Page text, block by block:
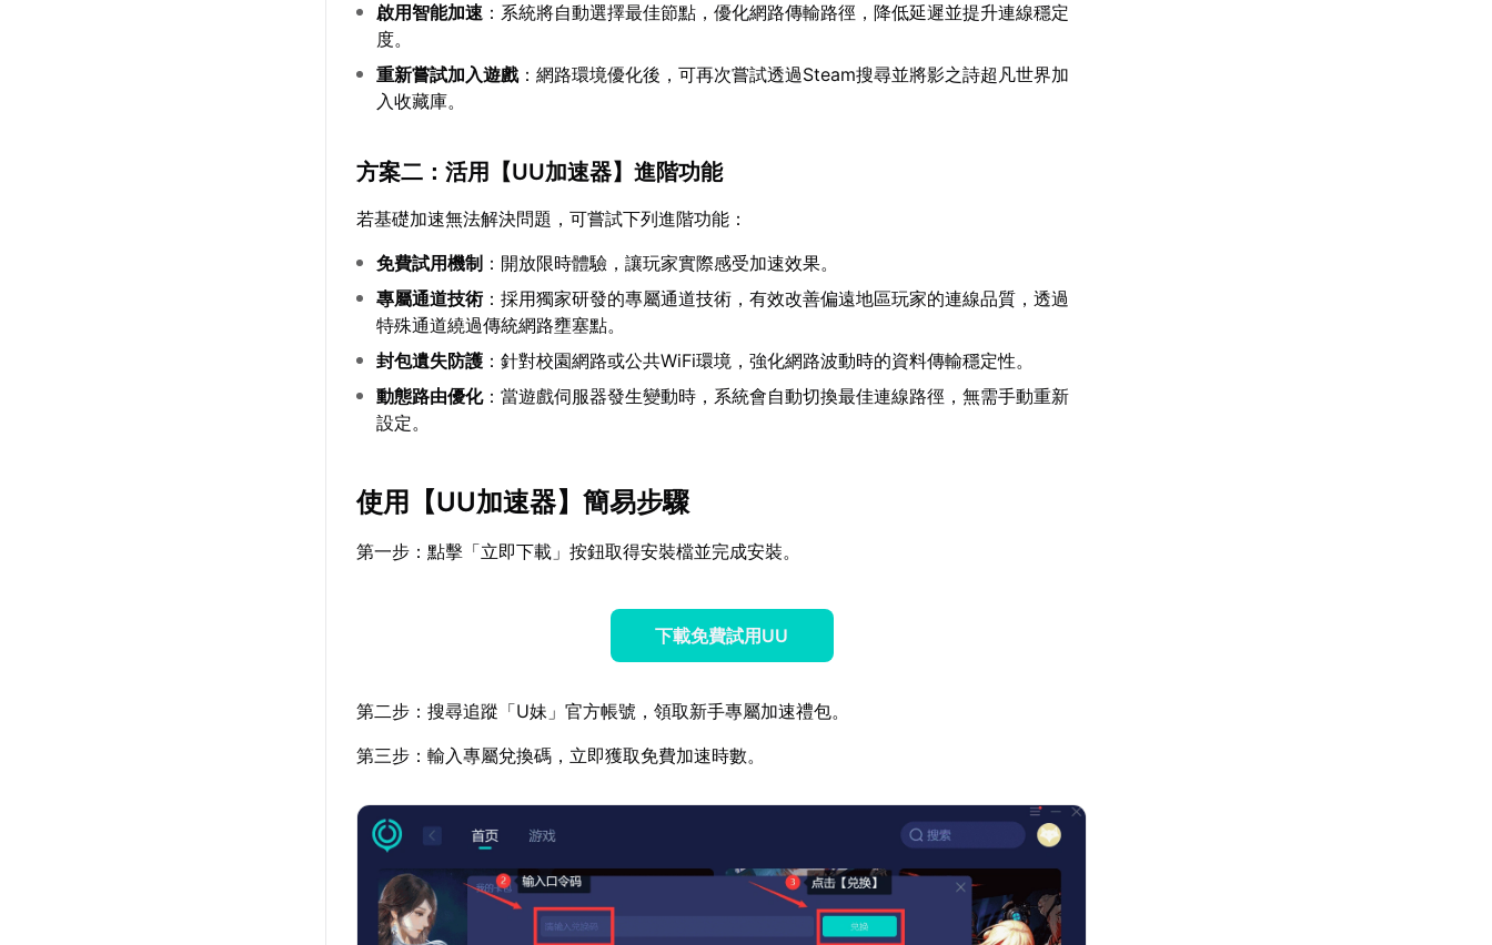
啟用智能加速 ：系統將自動選擇最佳節點，優化網路傳輸路徑，降低延遲並提升連線穩定
度。
重新嘗試加入遊戲：網路環境優化後，可再次嘗試透過Steam搜尋並將影之詩超凡世界加
入收藏庫。
方案二：活用【UU加速器】進階功能
若基礎加速無法解決問題，可嘗試下列進階功能：
免費試用機制 ：開放限時體驗，讓玩家實際感受加速效果。
專屬通道技術：採用獨家研發的專屬通道技術，有效改善偏遠地區玩家的連線品質，透過
特殊通道繞過傳統網路壅塞點。
封包遺失防護 ：針對校園網路或公共WiFi環境，強化網路波動時的資料傳輸穩定性。
動態路由優化：當遊戲伺服器發生變動時，系統會自動切換最佳連線路徑，無需手動重新
設定。
使用【UU加速器】簡易步驟
第一步：點擊「立即下載」按鈕取得安裝檔並完成安裝。
下載免費試用UU
第二步：搜尋追蹤「U妹」官方帳號，領取新手專屬加速禮包。
第三步：輸入專屬兌換碼，立即獲取免費加速時數。